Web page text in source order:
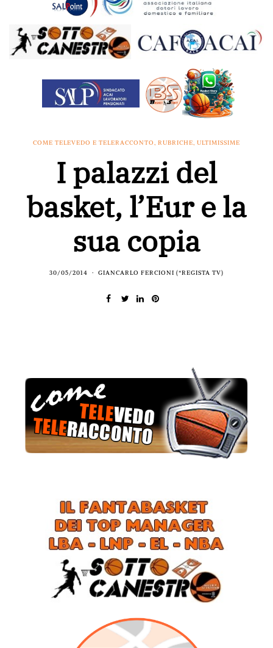
COME TELEVEDO E TELERACCONTO, RUBRICHE, ULTIMISSIME
I palazzi del
basket, l’Eur e la
sua copia
30/05/2014 GIANCARLO FERCIONI (*REGISTA TV)